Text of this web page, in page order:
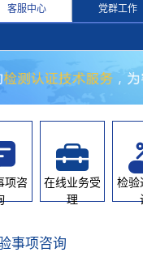
客服中心 党群工作
项咨
在线业务受
理
检验
事项咨询